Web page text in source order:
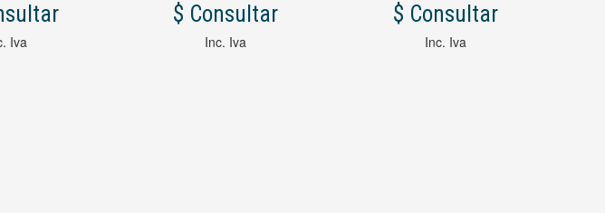
Iva
$ Consultar
Inc. Iva
$ Consultar
Inc. Iva